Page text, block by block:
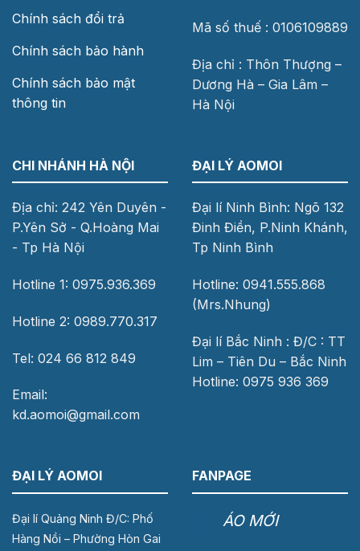
Chính sách đổi trả
Chính sách bảo hành
Chính sách bảo mật
thông tin
Mã số thuế : 0106109889
Địa chỉ : Thôn Thượng –
Dương Hà – Gia Lâm –
Hà Nội
CHI NHÁNH HÀ NỘI
Địa chỉ: 242 Yên Duyên -
P.Yên Sở - Q.Hoàng Mai
- Tp Hà Nội
Hotline 1: 0975.936.369
Hotline 2: 0989.770.317
Tel: 024 66 812 849
Email:
kd.aomoi@gmail.com
ĐẠI LÝ AOMOI
Đại lí Ninh Bình: Ngõ 132
Đinh Điền, P.Ninh Khánh,
Tp Ninh Bình
Hotline: 0941.555.868
(Mrs.Nhung)
Đại lí Bắc Ninh : Đ/C : TT
Lim – Tiên Du – Bắc Ninh
Hotline: 0975 936 369
ĐẠI LÝ AOMOI
Đại lí Quảng Ninh Đ/C: Phố
Hàng Nồi – Phường Hòn Gai
FANPAGE
ÁO MỚI